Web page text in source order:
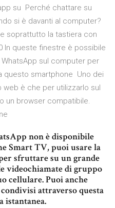
su Perché chattare su
si è davanti al computer?
soprattutto la tastiera con
In queste finestre è possibile
sul computer per
questo smartphone Uno dei
è che per utilizzarlo sul
un browser compatibile.
non è disponibile
Smart TV, puoi usare la
sfruttare su un grande
videochiamate di gruppo
cellulare. Puoi anche
attraverso questa
istantanea.